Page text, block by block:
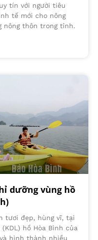
tín với người tiêu
tế mới cho nông
nông thôn trong tỉnh.
dưỡng vùng hồ
tươi đẹp, hùng vĩ, tại
hồ Hòa Bình của
hình thành nhiều